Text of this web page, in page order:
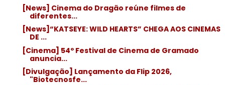
[News] Cinema do Dragão reúne filmes de
diferentes...
[News]“KATSEYE: WILD HEARTS” CHEGA AOS CINEMAS
DE ...
[Cinema] 54º Festival de Cinema de Gramado
anuncia...
[Divulgação] Lançamento da Flip 2026,
"Biotecnosfe...